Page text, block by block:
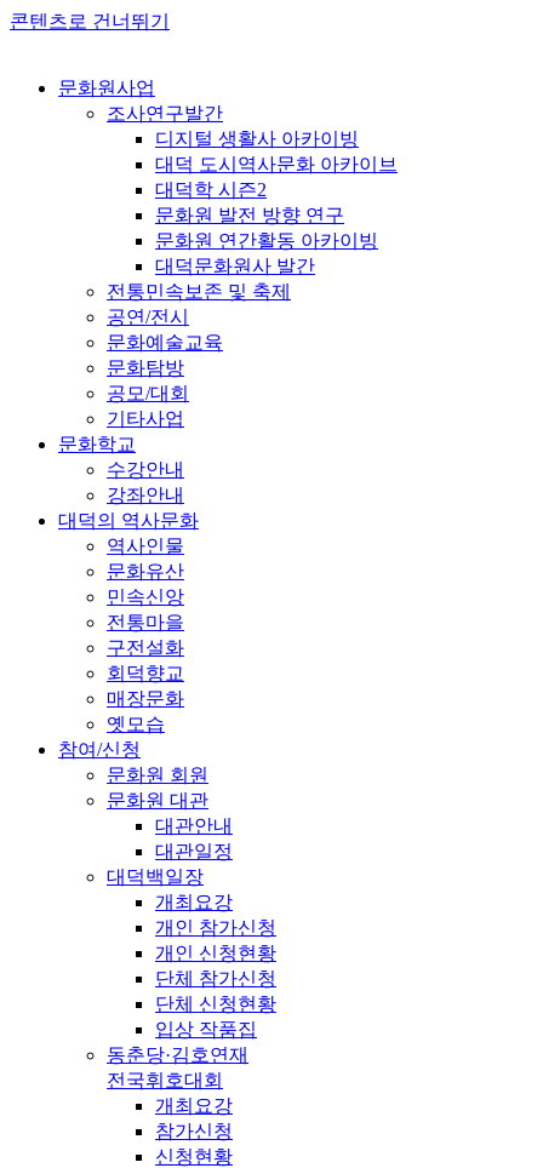
콘텐츠로 건너뛰기
문화원사업
조사연구발간
디지털 생활사 아카이빙
대덕 도시역사문화 아카이브
대덕학 시즌2
문화원 발전 방향 연구
문화원 연간활동 아카이빙
대덕문화원사 발간
전통민속보존 및 축제
공연/전시
문화예술교육
문화탐방
공모/대회
기타사업
문화학교
수강안내
강좌안내
대덕의 역사문화
역사인물
문화유산
민속신앙
전통마을
구전설화
회덕향교
매장문화
옛모습
참여/신청
문화원 회원
문화원 대관
대관안내
대관일정
대덕백일장
개최요강
개인 참가신청
개인 신청현황
단체 참가신청
단체 신청현황
입상 작품집
동춘당·김호연재
전국휘호대회
개최요강
참가신청
신청현황